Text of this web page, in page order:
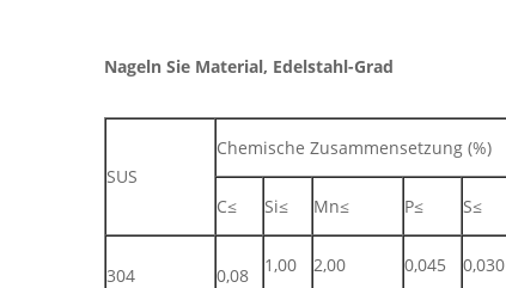
Nageln Sie Material, Edelstahl-Grad
SUS
Chemische Zusammensetzung (%)
C≤ Si≤ Mn≤ P≤ S≤
304 0,08 1,00 2,00 0,045 0,030